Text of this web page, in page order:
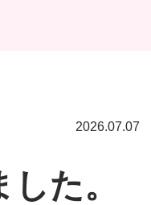
2026.07.07
た。